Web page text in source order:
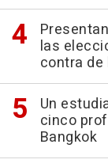
las
contra de
Un
cinco
Bangkok